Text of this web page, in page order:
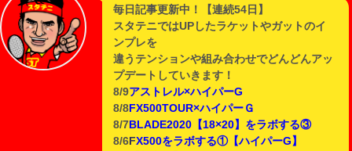
毎日記事更新中！【連続54日】
スタテニではUPしたラケットやガットのイ
ンプレを
違うテンションや組み合わせでどんどんアッ
プデートしていきます！
8/9アストレル×ハイパーG
8/8 FX500TOUR×ハイパーＧ
8/7 BLADE2020【18×20】をラボする③
8/6 FX500をラボする①【ハイパーG】